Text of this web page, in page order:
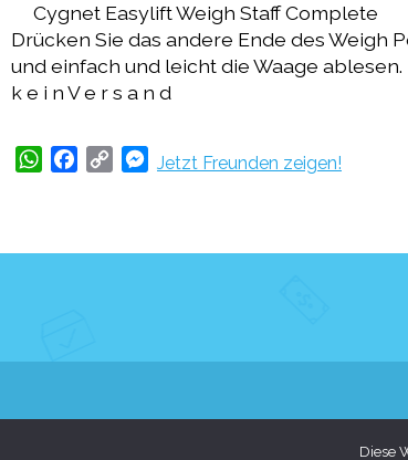
Cygnet Easylift Weigh Staff Complete
Drücken Sie das andere Ende des Weigh
und einfach und leicht die Waage ablesen.
k e i n V e r s a n d
WhatsApp
Facebook
Copy Messenger
Jetzt Freunden zeigen!
Diese